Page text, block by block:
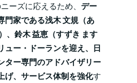
ーズに応えるため、 デー
門家である浅木 文規（あ
、鈴木 益恵（すずき ます
ュー・ドーランを迎え、日
ター専門のアドバイザリー
げ、サービス体制を強化す